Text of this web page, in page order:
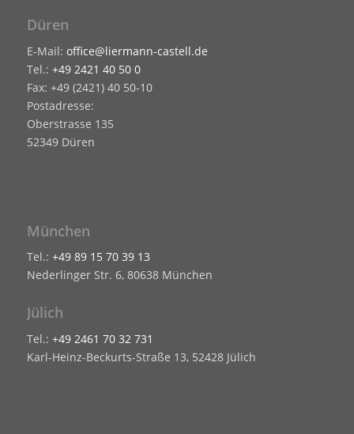
Düren
E-Mail: office@liermann-castell.de
Tel.: +49 2421 40 50 0
Fax: +49 (2421) 40 50-10
Postadresse:
Oberstrasse 135
52349 Düren
München
Tel.: +49 89 15 70 39 13
Nederlinger Str. 6, 80638 München
Jülich
Tel.: +49 2461 70 32 731
Karl-Heinz-Beckurts-Straße 13, 52428 Jülich